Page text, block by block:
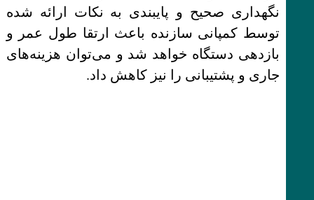
نگهداری صحیح و پایبندی به نکات ارائه شده
توسط کمپانی سازنده باعث ارتقا طول عمر و
بازدهی دستگاه خواهد شد و می‌توان هزینه‌های
جاری و پشتیبانی را نیز کاهش داد.